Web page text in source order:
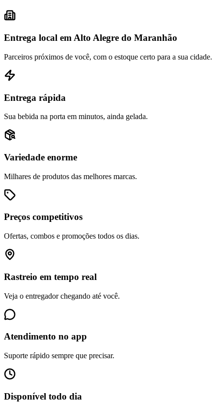
Entrega local em Alto Alegre do Maranhão
Parceiros próximos de você, com o estoque certo para a sua cidade.
Entrega rápida
Sua bebida na porta em minutos, ainda gelada.
Variedade enorme
Milhares de produtos das melhores marcas.
Preços competitivos
Ofertas, combos e promoções todos os dias.
Rastreio em tempo real
Veja o entregador chegando até você.
Atendimento no app
Suporte rápido sempre que precisar.
Disponível todo dia